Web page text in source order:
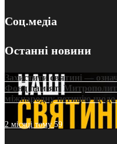
Соц.медіа
Останні новини
Захистити святині —
Фонд пам’яті
міжнародну петицію
2 місяці тому59